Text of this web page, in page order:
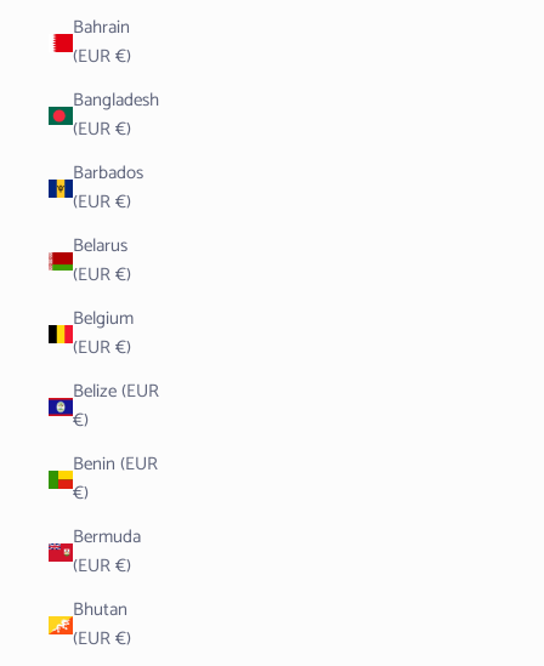
Bahrain
(EUR €)
Bangladesh
(EUR €)
Barbados
(EUR €)
Belarus
(EUR €)
Belgium
(EUR €)
Belize (EUR
€)
Benin (EUR
€)
Bermuda
(EUR €)
Bhutan
(EUR €)